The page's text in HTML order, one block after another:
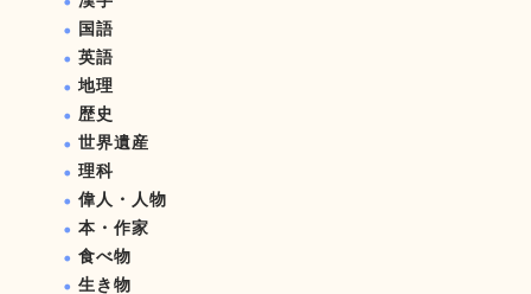
国語
英語
地理
歴史
世界遺産
理科
偉人・人物
本・作家
食べ物
生き物